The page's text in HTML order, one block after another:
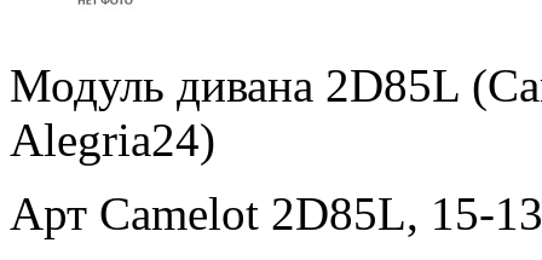
Модуль дивана 2D85L
Alegria24)
Арт Camelot 2D85L, 15-